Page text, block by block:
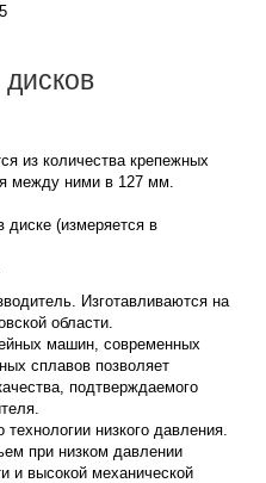
из количества крепежных
между ними в 127 мм.
диске (измеряется в
Изготавливаются на
области.
машин, современных
сплавов позволяет
подтверждаемого
низкого давления.
при низком давлении
и высокой механической